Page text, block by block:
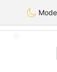
Mode